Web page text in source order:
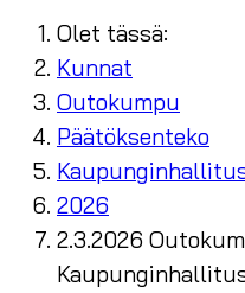
Olet tässä:
Kunnat
Outokumpu
Päätöksenteko
2026
2.3.2026